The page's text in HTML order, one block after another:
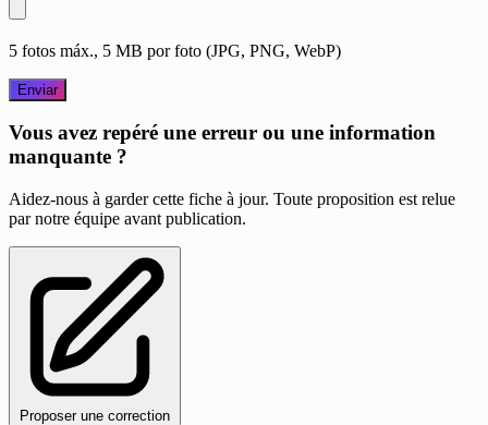
5 fotos máx., 5 MB por foto (JPG, PNG, WebP)
Enviar
Vous avez repéré une erreur ou une information
manquante ?
Aidez-nous à garder cette fiche à jour. Toute proposition est relue
par notre équipe avant publication.
Proposer une correction